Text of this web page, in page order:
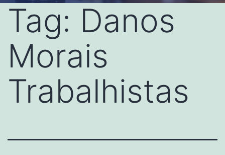
Tag: Danos
Morais
Trabalhistas